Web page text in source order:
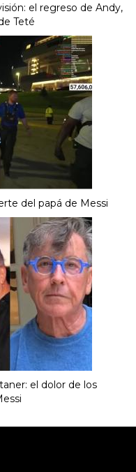
el regreso de Andy,
Teté
del papá de Messi
el dolor de los